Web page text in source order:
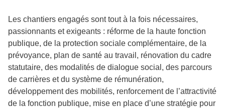
Les chantiers engagés sont tout à la fois nécessaires,
passionnants et exigeants : réforme de la haute fonction
publique, de la protection sociale complémentaire, de la
prévoyance, plan de santé au travail, rénovation du cadre
statutaire, des modalités de dialogue social, des parcours
de carrières et du système de rémunération,
développement des mobilités, renforcement de l’attractivité
de la fonction publique, mise en place d’une stratégie pour